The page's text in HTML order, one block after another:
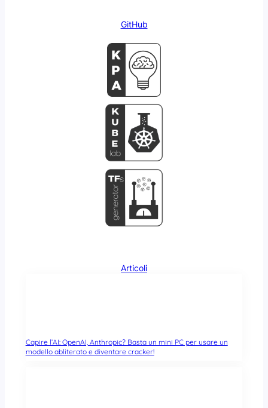
GitHub
Articoli
Capire l’AI: OpenAI, Anthropic? Basta un mini PC per usare un
modello abliterato e diventare cracker!